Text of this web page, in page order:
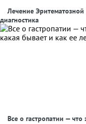
Лечение Эритематозной
диагностика
Все о гастропатии — что